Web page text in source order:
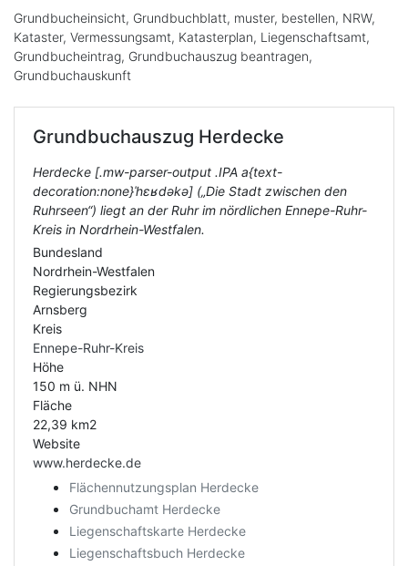
Grundbucheinsicht, Grundbuchblatt, muster, bestellen, NRW,
Kataster, Vermessungsamt, Katasterplan, Liegenschaftsamt,
Grundbucheintrag, Grundbuchauszug beantragen,
Grundbuchauskunft
Grundbuchauszug Herdecke
Herdecke [.mw-parser-output .IPA a{text-
decoration:none}ˈhɛʁdəkə] („Die Stadt zwischen den
Ruhrseen“) liegt an der Ruhr im nördlichen Ennepe-Ruhr-
Kreis in Nordrhein-Westfalen.
Bundesland
Nordrhein-Westfalen
Regierungsbezirk
Arnsberg
Kreis
Ennepe-Ruhr-Kreis
Höhe
150 m ü. NHN
Fläche
22,39 km2
Website
www.herdecke.de
Flächennutzungsplan Herdecke
Grundbuchamt Herdecke
Liegenschaftskarte Herdecke
Liegenschaftsbuch Herdecke